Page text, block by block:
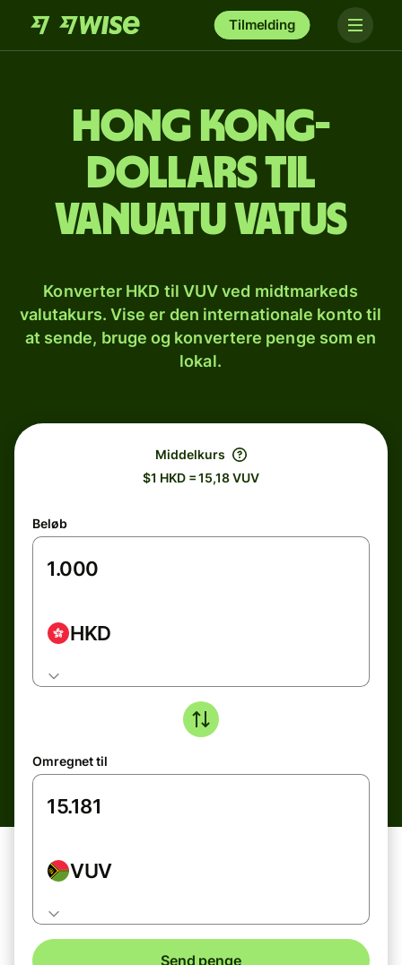
Tilmelding
Hong Kong-
dollars til
vanuatu vatus
Konverter HKD til VUV ved midtmarkeds
valutakurs. Vise er den internationale konto til
at sende, bruge og konvertere penge som en
lokal.
Middelkurs
$1 HKD = 15,18 VUV
Beløb
HKD
Omregnet til
VUV
Send penge